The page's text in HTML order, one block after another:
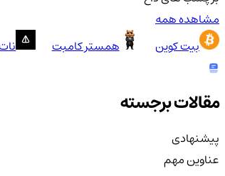
مشاهده همه
بیت کوین
همستر کامبت
مقالات برجسته
پیشنهادی
عناوین مهم